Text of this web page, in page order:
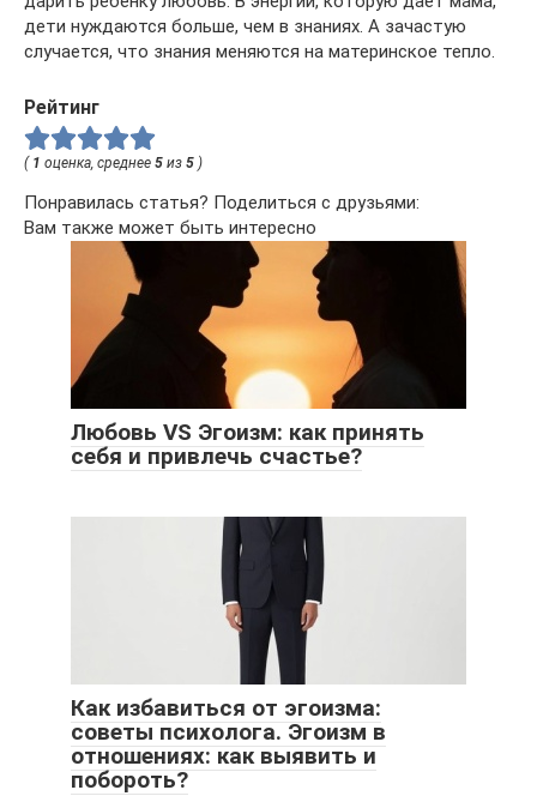
дети нуждаются больше, чем в знаниях. А зачастую
случается, что знания меняются на материнское тепло.
Рейтинг
( 1 оценка, среднее 5 из 5 )
Понравилась статья? Поделиться с друзьями:
Вам также может быть интересно
Любовь VS Эгоизм: как принять
себя и привлечь счастье?
Как избавиться от эгоизма:
советы психолога. Эгоизм в
отношениях: как выявить и
побороть?